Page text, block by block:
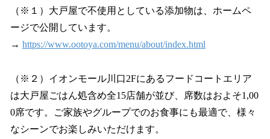
（※１）大戸屋で不使用としている添加物は、ホームペ
ージで公開しています。
→ https://www.ootoya.com/menu/about/index.html
（※２）イオンモール川口2Fにあるフードコートエリア
は大戸屋ごはん処含め全15店舗が並び、席数はおよそ1,00
0席です。ご家族やグループでのお食事にも最適で、様々
なシーンでお楽しみいただけます。